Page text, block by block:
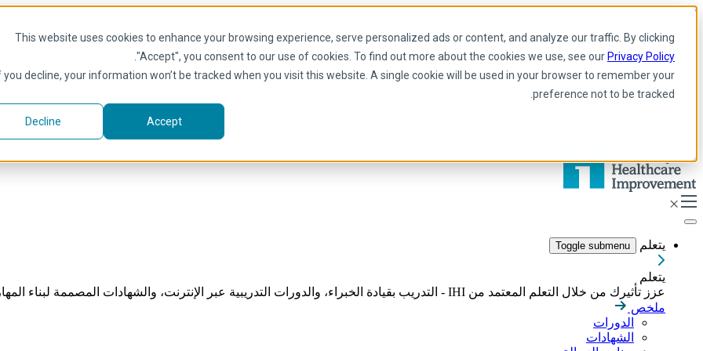
This website uses cookies to enhance your browsing experience, serve personalized ads or content, and analyze our traffic. By clicking
"Accept", you consent to our use of cookies. To find out more about the cookies we use, see our Privacy Policy
you decline, your information won’t be tracked when you visit this website. A single cookie will be used in your browser to remember your
preference not to be tracked.
Accept
Decline
Skip to main content
Arabic
Arabic
إنجليزي
فرنسية
يتعلم Toggle submenu
يتعلم
عزز تأثيرك من خلال التعلم المعتمد من IHI - التدريب بقيادة الخبراء، والدورات التدريبية عبر الإنترنت، والشهادات المصممة لبناء المهارات اللازمة لقيادة تحسين الرعاية الصحية بشكل هادف.
ملخص
الدورات
الشهادات